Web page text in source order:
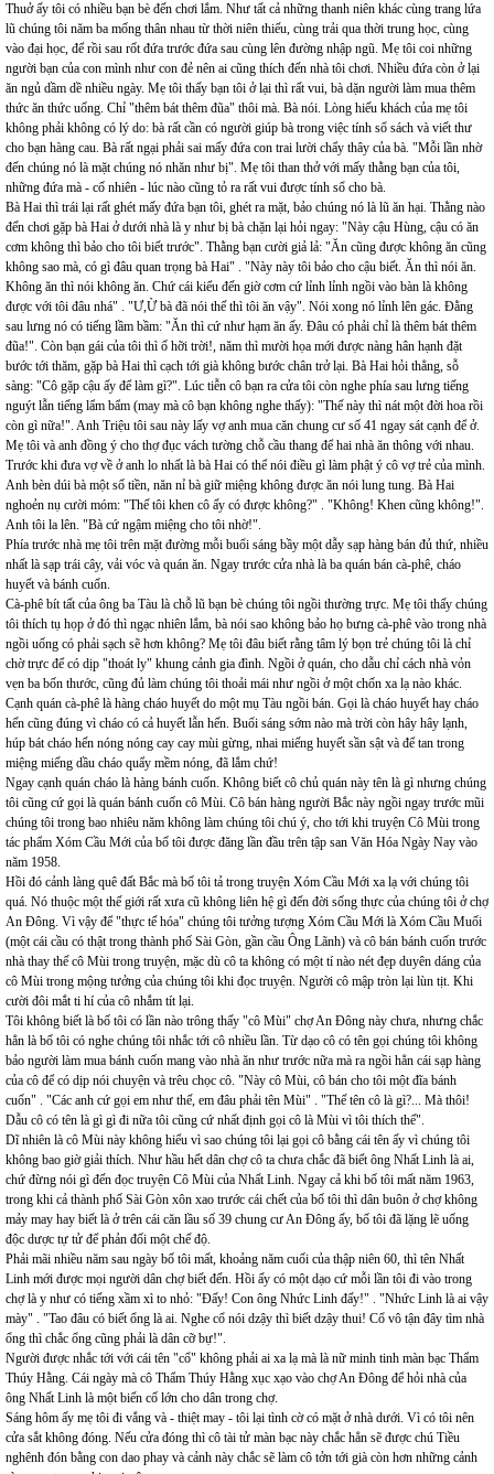
Thuở ấy tôi có nhiều bạn bè đến chơi lắm. Như tất cả những thanh niên khác cùng trang lứa
lũ chúng tôi năm ba mống thân nhau từ thời niên thiếu, cùng trải qua thời trung học, cùng
vào đại học, để rồi sau rốt đứa trước đứa sau cùng lên đường nhập ngũ. Mẹ tôi coi những
người bạn của con mình như con đẻ nên ai cũng thích đến nhà tôi chơi. Nhiều đứa còn ở lại
ăn ngủ dầm dề nhiều ngày. Mẹ tôi thấy bạn tôi ở lại thì rất vui, bà dặn người làm mua thêm
thức ăn thức uống. Chỉ "thêm bát thêm đũa" thôi mà. Bà nói. Lòng hiếu khách của mẹ tôi
không phải không có lý do: bà rất cần có người giúp bà trong việc tính sổ sách và viết thư
cho bạn hàng cau. Bà rất ngại phải sai mấy đứa con trai lười chẩy thây của bà. "Mỗi lần nhờ
đến chúng nó là mặt chúng nó nhăn như bị". Mẹ tôi than thở với mấy thằng bạn của tôi,
những đứa mà - cố nhiên - lúc nào cũng tỏ ra rất vui được tính sổ cho bà.
Bà Hai thì trái lại rất ghét mấy đứa bạn tôi, ghét ra mặt, bảo chúng nó là lũ ăn hại. Thằng nào
đến chơi gặp bà Hai ở dưới nhà là y như bị bà chặn lại hỏi ngay: "Này cậu Hùng, cậu có ăn
cơm không thì bảo cho tôi biết trước". Thằng bạn cười giả lả: "Ăn cũng được không ăn cũng
không sao mà, có gì đâu quan trọng bà Hai" . "Này này tôi bảo cho cậu biết. Ăn thì nói ăn.
Không ăn thì nói không ăn. Chứ cái kiểu đến giờ cơm cứ lỉnh lỉnh ngồi vào bàn là không
được với tôi đâu nhá" . "Ư,Ừ bà đã nói thế thì tôi ăn vậy". Nói xong nó lỉnh lên gác. Đằng
sau lưng nó có tiếng lầm bầm: "Ăn thì cứ như hạm ăn ấy. Đâu có phải chỉ là thêm bát thêm
đũa!". Còn bạn gái của tôi thì ố hỡi trời!, năm thì mười họa mới được nàng hân hạnh đặt
bước tới thăm, gặp bà Hai thì cạch tới già không bước chân trở lại. Bà Hai hỏi thẳng, sỗ
sàng: "Cô gặp cậu ấy để làm gì?". Lúc tiễn cô bạn ra cửa tôi còn nghe phía sau lưng tiếng
nguýt lẫn tiếng lẩm bẩm (may mà cô bạn không nghe thấy): "Thế này thì nát một đời hoa rồi
còn gì nữa!". Anh Triệu tôi sau này lấy vợ anh mua căn chung cư số 41 ngay sát cạnh để ở.
Mẹ tôi và anh đồng ý cho thợ đục vách tường chỗ cầu thang để hai nhà ăn thông với nhau.
Trước khi đưa vợ về ở anh lo nhất là bà Hai có thể nói điều gì làm phật ý cô vợ trẻ của mình.
Anh bèn dúi bà một số tiền, năn nỉ bà giữ miệng không được ăn nói lung tung. Bà Hai
nghoẻn nụ cười móm: "Thế tôi khen cô ấy có được không?" . "Không! Khen cũng không!".
Anh tôi la lên. "Bà cứ ngậm miệng cho tôi nhờ!".
Phía trước nhà mẹ tôi trên mặt đường mỗi buổi sáng bầy một dẫy sạp hàng bán đủ thứ, nhiều
nhất là sạp trái cây, vải vóc và quán ăn. Ngay trước cửa nhà là ba quán bán cà-phê, cháo
huyết và bánh cuốn.
Cà-phê bít tất của ông ba Tàu là chỗ lũ bạn bè chúng tôi ngồi thường trực. Mẹ tôi thấy chúng
tôi thích tụ họp ở đó thì ngạc nhiên lắm, bà nói sao không bảo họ bưng cà-phê vào trong nhà
ngồi uống có phải sạch sẽ hơn không? Mẹ tôi đâu biết rằng tâm lý bọn trẻ chúng tôi là chỉ
chờ trực để có dịp "thoát ly" khung cảnh gia đình. Ngồi ở quán, cho dẫu chỉ cách nhà vỏn
vẹn ba bốn thước, cũng đủ làm chúng tôi thoải mái như ngồi ở một chốn xa lạ nào khác.
Cạnh quán cà-phê là hàng cháo huyết do một mụ Tàu ngồi bán. Gọi là cháo huyết hay cháo
hến cũng đúng vì cháo có cả huyết lẫn hến. Buổi sáng sớm nào mà trời còn hây hây lạnh,
húp bát cháo hến nóng nóng cay cay mùi gừng, nhai miếng huyết sần sật và để tan trong
miệng miếng dầu cháo quẩy mềm nóng, đã lắm chứ!
Ngay cạnh quán cháo là hàng bánh cuốn. Không biết cô chủ quán này tên là gì nhưng chúng
tôi cũng cứ gọi là quán bánh cuốn cô Mùi. Cô bán hàng người Bắc này ngồi ngay trước mũi
chúng tôi trong bao nhiêu năm không làm chúng tôi chú ý, cho tới khi truyện Cô Mùi trong
tác phẩm Xóm Cầu Mới của bố tôi được đăng lần đầu trên tập san Văn Hóa Ngày Nay vào
năm 1958.
Hồi đó cảnh làng quê đất Bắc mà bố tôi tả trong truyện Xóm Cầu Mới xa lạ với chúng tôi
quá. Nó thuộc một thế giới rất xưa cũ không liên hệ gì đến đời sống thực của chúng tôi ở chợ
An Đông. Vì vậy để "thực tế hóa" chúng tôi tưởng tượng Xóm Cầu Mới là Xóm Cầu Muối
(một cái cầu có thật trong thành phố Sài Gòn, gần cầu Ông Lãnh) và cô bán bánh cuốn trước
nhà thay thế cô Mùi trong truyện, mặc dù cô ta không có một tí nào nét đẹp duyên dáng của
cô Mùi trong mộng tưởng của chúng tôi khi đọc truyện. Người cô mập tròn lại lùn tịt. Khi
cười đôi mắt ti hí của cô nhắm tít lại.
Tôi không biết là bố tôi có lần nào trông thấy "cô Mùi" chợ An Đông này chưa, nhưng chắc
hẳn là bố tôi có nghe chúng tôi nhắc tới cô nhiều lần. Từ dạo cô có tên gọi chúng tôi không
bảo người làm mua bánh cuốn mang vào nhà ăn như trước nữa mà ra ngồi hẳn cái sạp hàng
của cô để có dịp nói chuyện và trêu chọc cô. "Này cô Mùi, cô bán cho tôi một đĩa bánh
cuốn" . "Các anh cứ gọi em như thế, em đâu phải tên Mùi" . "Thế tên cô là gì?... Mà thôi!
Dẫu cô có tên là gì gì đi nữa tôi cũng cứ nhất định gọi cô là Mùi vì tôi thích thế".
Dĩ nhiên là cô Mùi này không hiểu vì sao chúng tôi lại gọi cô bằng cái tên ấy vì chúng tôi
không bao giờ giải thích. Như hầu hết dân chợ cô ta chưa chắc đã biết ông Nhất Linh là ai,
chứ đừng nói gì đến đọc truyện Cô Mùi của Nhất Linh. Ngay cả khi bố tôi mất năm 1963,
trong khi cả thành phố Sài Gòn xôn xao trước cái chết của bố tôi thì dân buôn ở chợ không
mảy may hay biết là ở trên cái căn lầu số 39 chung cư An Đông ấy, bố tôi đã lặng lẽ uống
độc dược tự tử để phản đối một chế độ.
Phải mãi nhiều năm sau ngày bố tôi mất, khoảng năm cuối của thập niên 60, thì tên Nhất
Linh mới được mọi người dân chợ biết đến. Hồi ấy có một dạo cứ mỗi lần tôi đi vào trong
chợ là y như có tiếng xầm xì to nhỏ: "Đấy! Con ông Nhức Linh đấy!" . "Nhức Linh là ai vậy
mày" . "Tao đâu có biết ổng là ai. Nghe cổ nói dzậy thì biết dzậy thui! Cổ vô tận đây tìm nhà
ổng thì chắc ổng cũng phải là dân cỡ bự!".
Người được nhắc tới với cái tên "cổ" không phải ai xa lạ mà là nữ minh tinh màn bạc Thẩm
Thúy Hằng. Cái ngày mà cô Thẩm Thúy Hằng xục xạo vào chợ An Đông để hỏi nhà của
ông Nhất Linh là một biến cố lớn cho dân trong chợ.
Sáng hôm ấy mẹ tôi đi vắng và - thiệt may - tôi lại tình cờ có mặt ở nhà dưới. Vì có tôi nên
cửa sắt không đóng. Nếu cửa đóng thì cô tài tử màn bạc này chắc hẳn sẽ được chú Tiều
nghênh đón bằng con dao phay và cảnh này chắc sẽ làm cô tởn tới già còn hơn những cảnh